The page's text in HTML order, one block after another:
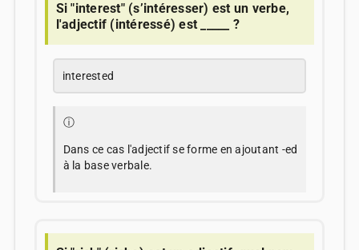
Si "interest" (s’intéresser) est un verbe,
l'adjectif (intéressé) est _____ ?
interested
ⓘ
Dans ce cas l'adjectif se forme en ajoutant -ed
à la base verbale.